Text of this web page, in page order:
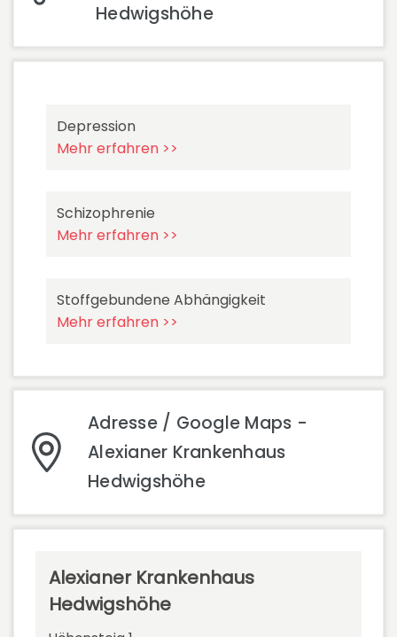
Hedwigshöhe
Depression
Mehr erfahren >>
Schizophrenie
Mehr erfahren >>
Stoffgebundene Abhängigkeit
Mehr erfahren >>
Adresse / Google Maps -
Alexianer Krankenhaus
Hedwigshöhe
Alexianer Krankenhaus
Hedwigshöhe